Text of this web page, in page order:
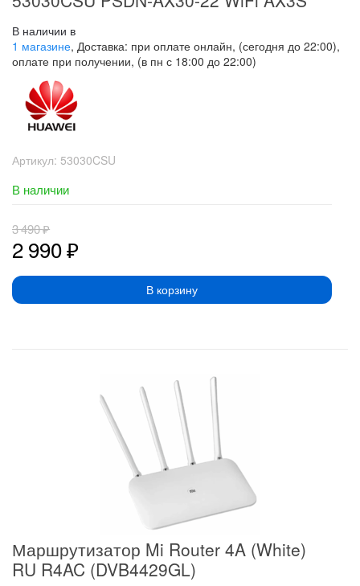
В наличии в
1 магазине, Доставка: при оплате онлайн, (сегодня до 22:00),
оплате при получении, (в пн с 18:00 до 22:00)
Артикул: 53030CSU
В наличии
2 990₽
3 490₽
В корзину
Маршрутизатор Mi Router 4A (White)
RU R4AC (DVB4429GL)